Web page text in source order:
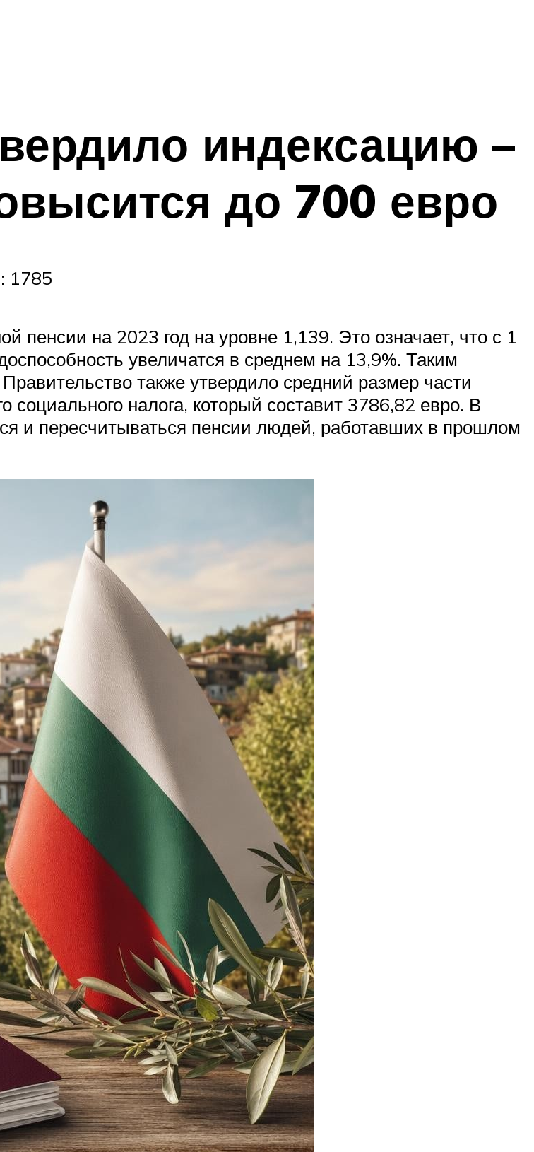
индексацию –
до 700 евро
1785
пенсии на 2023 год на уровне 1,139. Это означает, что с 1
увеличатся в среднем на 13,9%. Таким
также утвердило средний размер части
социального налога, который составит 3786,82 евро. В
и пересчитываться пенсии людей, работавших в прошлом